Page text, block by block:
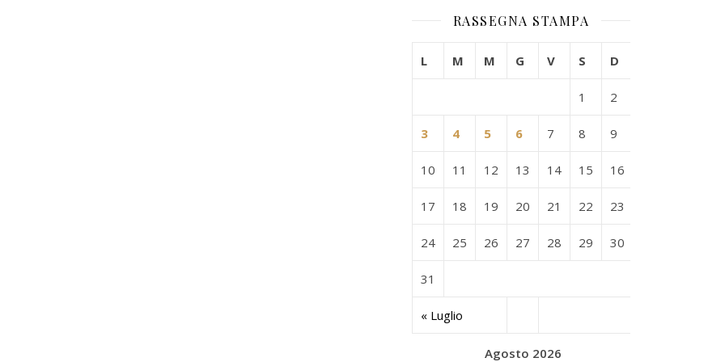
RASSEGNA STAMPA
Agosto 2026
L M M G V S D
« Luglio
1 2
3 4 5 6 7 8 9
10 11 12 13 14 15 16
17 18 19 20 21 22 23
24 25 26 27 28 29 30
31